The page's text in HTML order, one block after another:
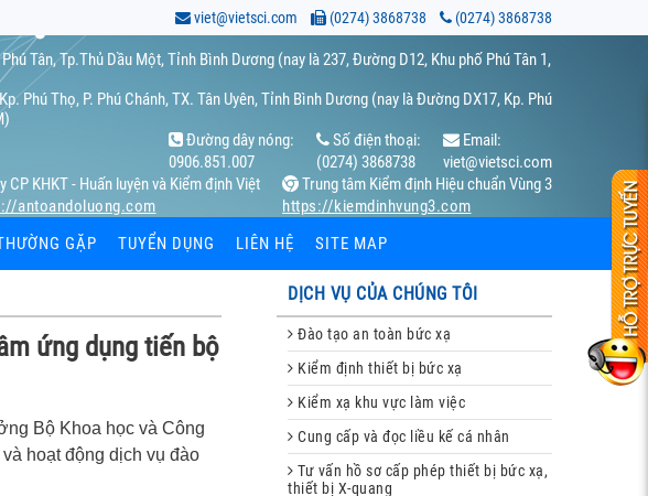
(0274) 3868738
(0274) 3868738
viet@vietsci.com
Tân, Tp.Thủ Dầu Một, Tỉnh Bình Dương (nay là 237, Đường D12, Khu phố Phú Tân 1,
Phú Thọ, P. Phú Chánh, TX. Tân Uyên, Tỉnh Bình Dương (nay là Đường DX17, Kp. Phú
Email:
viet@vietsci.com
Số điện thoại:
(0274) 3868738
Đường dây nóng:
0906.851.007
Trung tâm Kiểm định Hiệu chuẩn Vùng 3
https://kiemdinhvung3.com
CP KHKT - Huấn luyện và Kiểm định Việt
antoandoluong.com
GẶP TUYỂN DỤNG LIÊN HỆ SITE MAP
ứng dụng tiến bộ
Bộ Khoa học và Công
hoạt động dịch vụ đào
DỊCH VỤ CỦA CHÚNG TÔI
Đào tạo an toàn bức xạ
Kiểm định thiết bị bức xạ
Kiểm xạ khu vực làm việc
Cung cấp và đọc liều kế cá nhân
Tư vấn hồ sơ cấp phép thiết bị bức xạ,
thiết bị X-quang